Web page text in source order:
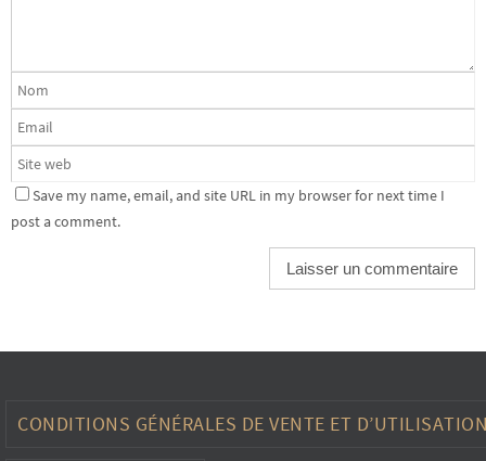
Save my name, email, and site URL in my browser for next time I
post a comment.
CONDITIONS GÉNÉRALES DE VENTE ET